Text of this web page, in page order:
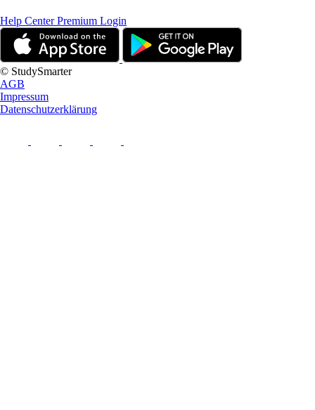
Help CenterPremium Login
© StudySmarter
AGB
Impressum
Datenschutzerklärung